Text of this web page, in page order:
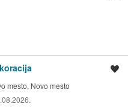
mesto, Novo mesto